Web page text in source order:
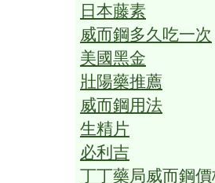
日本藤素
威而鋼多久吃一次
美國黑金
壯陽藥推薦
威而鋼用法
生精片
必利吉
丁丁藥局威而鋼